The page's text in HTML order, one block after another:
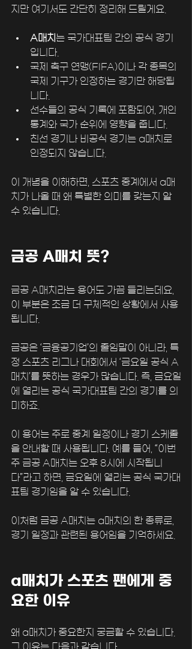
지만 여기서도 간단히 정리해 드릴게요.
A매치 는 국가대표팀 간의 공식 경기
입니다.
국제 축구 연맹(FIFA)이나 각 종목의
국제 기구가 인정하는 경기만 해당됩
니다.
선수들의 공식 기록에 포함되어, 개인
통계와 국가 순위에 영향을 줍니다.
친선 경기나 비공식 경기는 a매치로
인정되지 않습니다.
이 개념을 이해하면, 스포츠 중계에서 a매
치가 나올 때 왜 특별한 의미를 갖는지 알
수 있습니다.
금공 A매치 뜻?
금공 A매치라는 용어도 가끔 들리는데요,
이 부분은 조금 더 구체적인 상황에서 사용
됩니다.
금공은 ‘금융공기업’의 줄임말이 아니라, 특
정 스포츠 리그나 대회에서 ‘금요일 공식 A
매치’를 뜻하는 경우가 많습니다. 즉, 금요일
에 열리는 공식 국가대표팀 간의 경기를 의
미하죠.
이 용어는 주로 중계 일정이나 경기 스케줄
을 안내할 때 사용됩니다. 예를 들어, “이번
주 금공 A매치는 오후 8시에 시작됩니
다”라고 하면, 금요일에 열리는 공식 국가대
표팀 경기임을 알 수 있습니다.
이처럼 금공 A매치는 a매치의 한 종류로,
경기 일정과 관련된 용어임을 기억하세요.
a매치가 스포츠 팬에게 중
요한 이유
왜 a매치가 중요한지 궁금할 수 있습니다.
그 이유는 다음과 같습니다.